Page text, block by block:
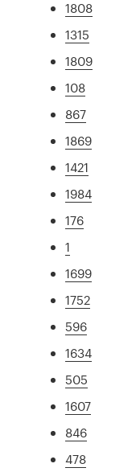
1808
1315
1809
108
867
1869
1421
1984
176
1
1699
1752
596
1634
505
1607
846
478